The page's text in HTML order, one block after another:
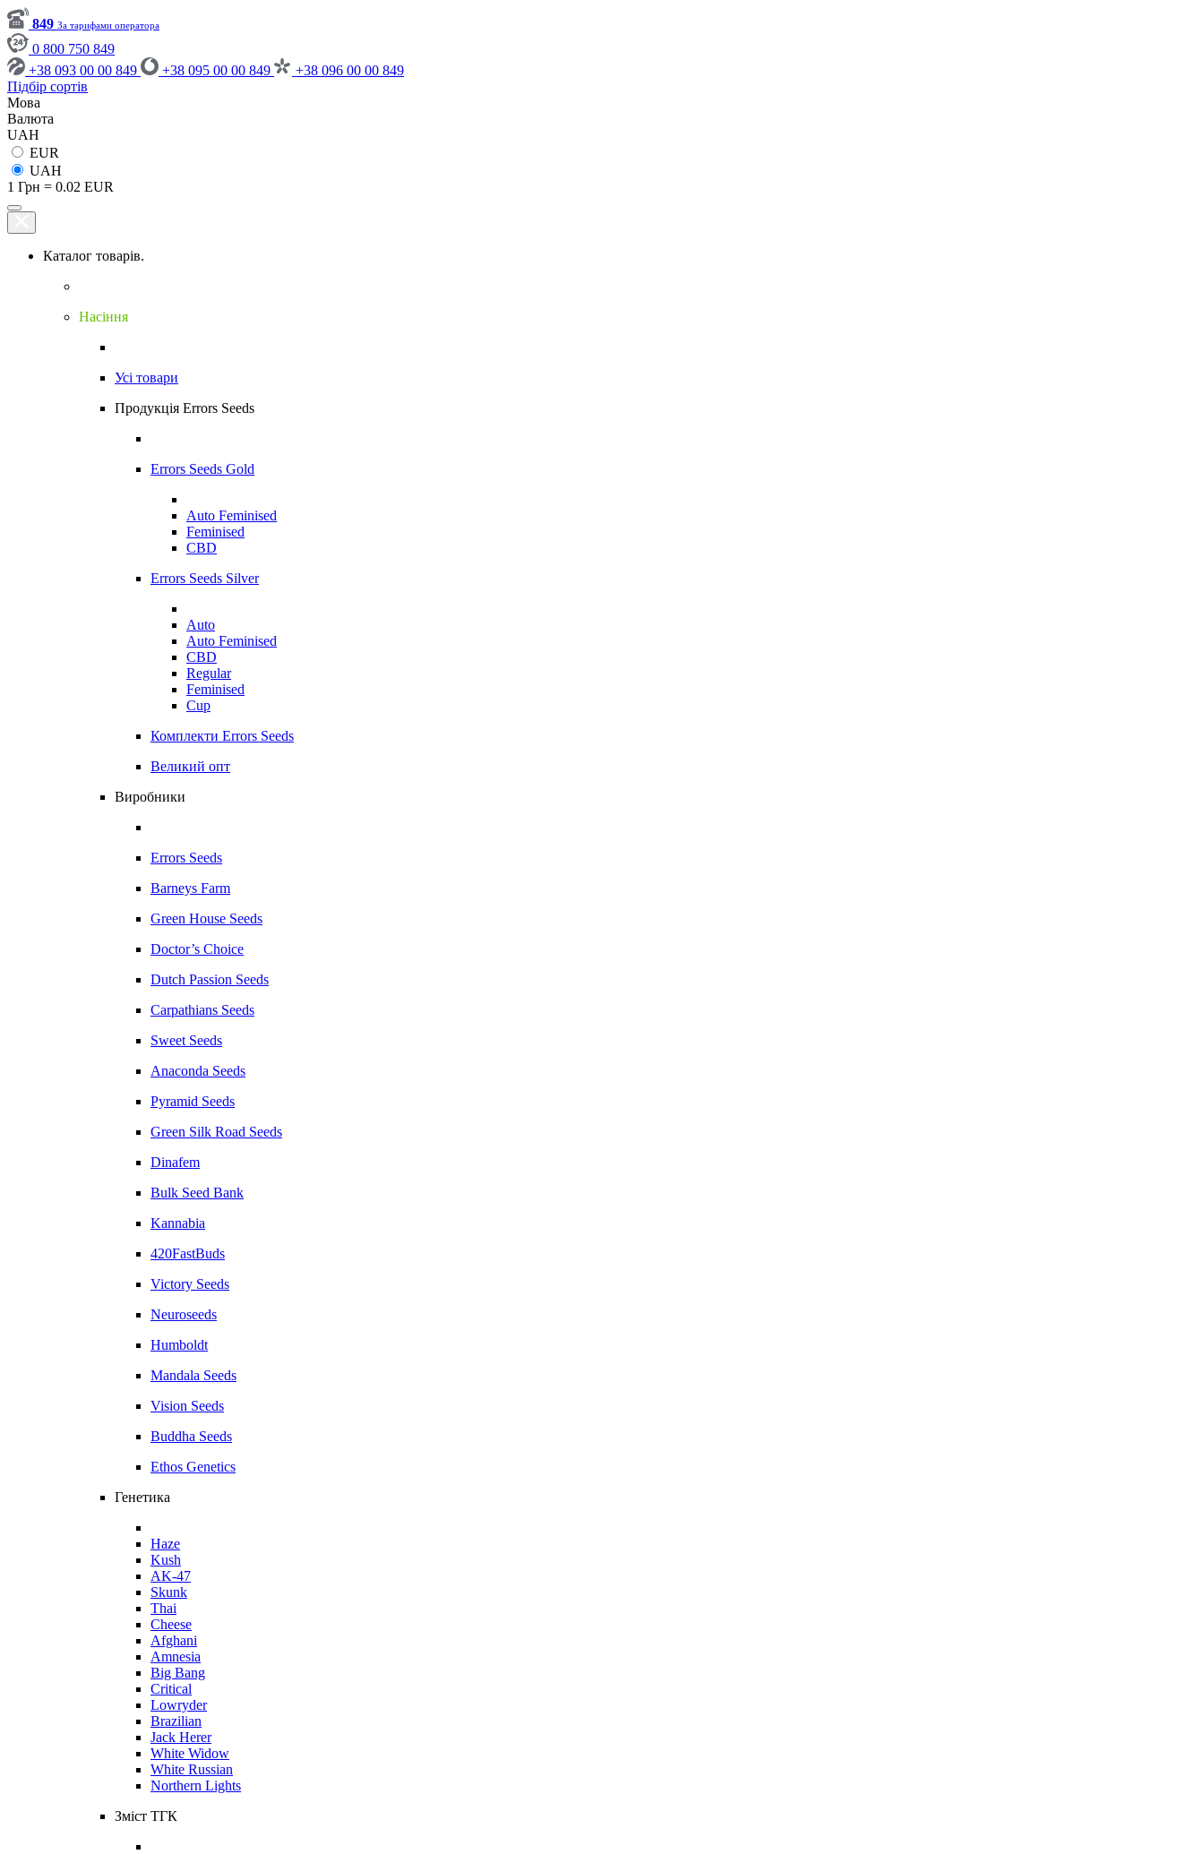
849 За тарифами оператора
0 800 750 849
+38 093 00 00 849
+38 095 00 00 849
+38 096 00 00 849
Підбір сортів
Мова
Валюта
UAH
EUR
UAH
1 Грн = 0.02 EUR
Каталог товарів.
Насіння
Усі товари
Продукція Errors Seeds
Errors Seeds Gold
Auto Feminised
Feminised
CBD
Errors Seeds Silver
Auto
Auto Feminised
CBD
Regular
Feminised
Cup
Комплекти Errors Seeds
Великий опт
Виробники
Errors Seeds
Barneys Farm
Green House Seeds
Doctor’s Choice
Dutch Passion Seeds
Carpathians Seeds
Sweet Seeds
Anaconda Seeds
Pyramid Seeds
Green Silk Road Seeds
Dinafem
Bulk Seed Bank
Kannabia
420FastBuds
Victory Seeds
Neuroseeds
Humboldt
Mandala Seeds
Vision Seeds
Buddha Seeds
Ethos Genetics
Генетика
Haze
Kush
AK-47
Skunk
Thai
Cheese
Afghani
Amnesia
Big Bang
Critical
Lowryder
Brazilian
Jack Herer
White Widow
White Russian
Northern Lights
Зміст ТГК